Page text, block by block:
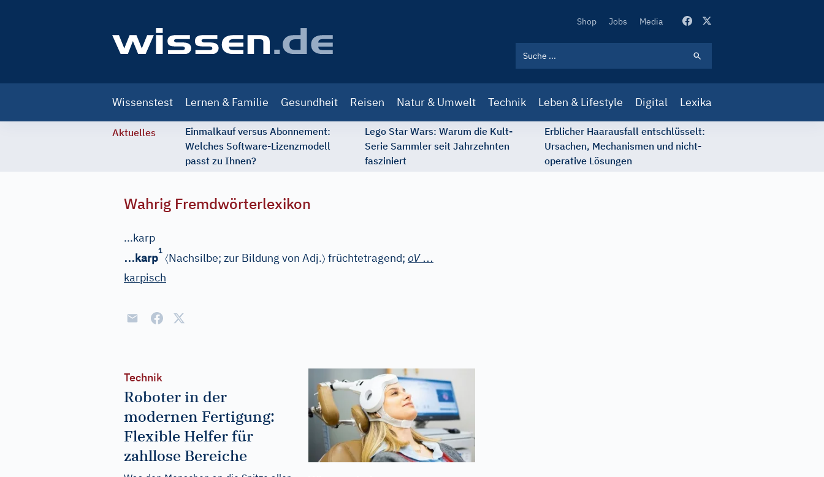
Secondary
Shop Jobs Media
navigation
Wissenstest Lernen & Familie Gesundheit Reisen Natur & Umwelt Technik Leben & Lifestyle Digital Lexika
Aktuelles
Einmalkauf versus Abonnement:
Welches Software-Lizenzmodell
passt zu Ihnen?
Lego Star Wars: Warum die Kult-
Serie Sammler seit Jahrzehnten
fasziniert
Erblicher Haarausfall entschlüsselt:
Ursachen, Mechanismen und nicht-
operative Lösungen
Wahrig Fremdwörterlexikon
...karp
…karp
1 〈Nachsilbe; zur Bildung von Adj.〉früchtetragend; oV …
karpisch
Technik
Roboter in der
modernen Fertigung:
Flexible Helfer für
zahllose Bereiche